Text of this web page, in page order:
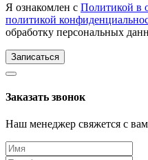
Я ознакомлен с Политикой в
политикой
обработку персональных
Записаться
Заказать звонок
Наш менеджер свяжется с